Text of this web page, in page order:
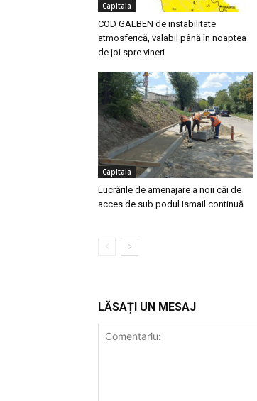
Capitala
COD GALBEN de instabilitate
atmosferică, valabil până în noaptea
de joi spre vineri
Capitala
Lucrările de amenajare a noii căi de
acces de sub podul Ismail continuă
LĂSAȚI UN MESAJ